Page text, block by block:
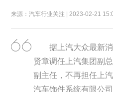
来源：汽车行业关注 | 2023-02-21
据上汽大众最新
贤章调任上汽集团副
副主任，不再担任上
汽车饰件系统有限公